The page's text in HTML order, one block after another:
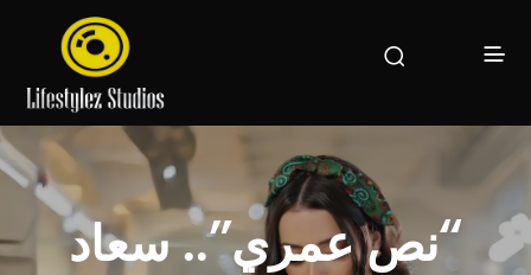
“نص عمري”.. سعاد